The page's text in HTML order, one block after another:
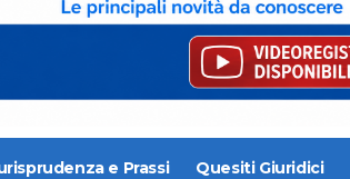
e Prassi Quesiti Giuridici